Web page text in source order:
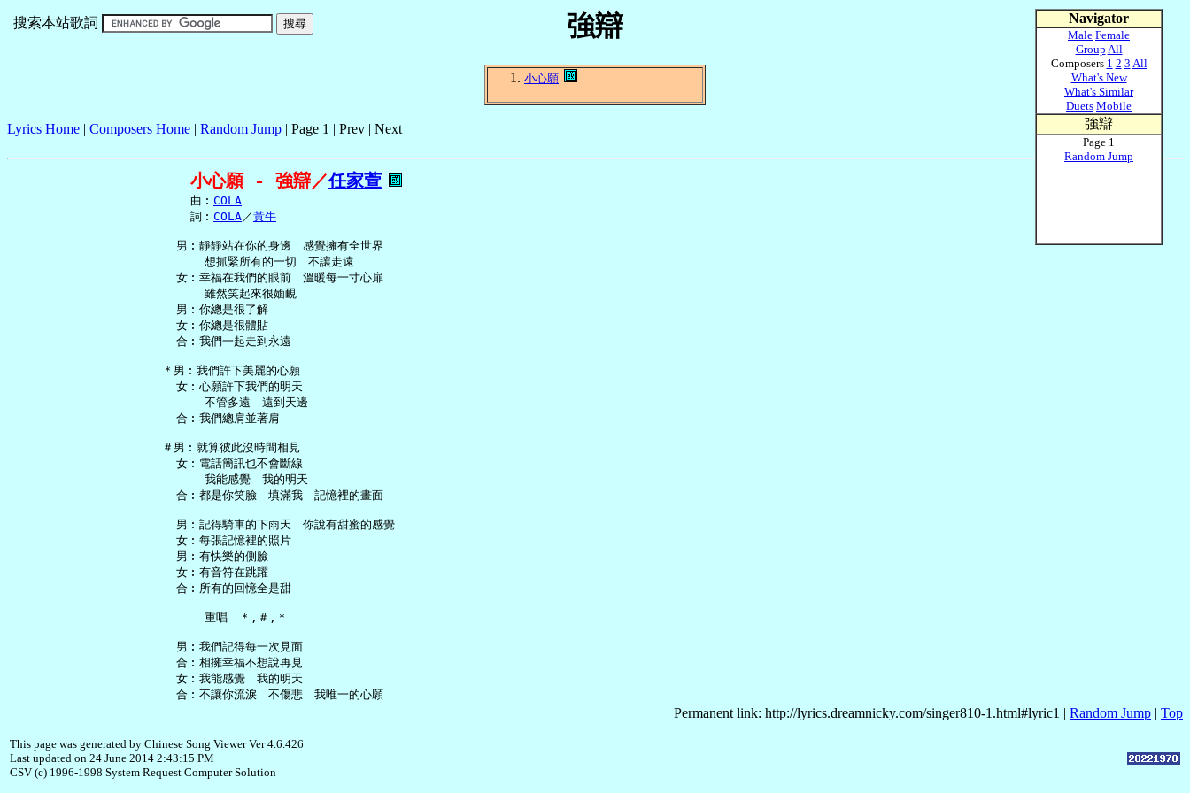
強辯
搜索本站歌詞
小心願
Lyrics Home | Composers Home | Random Jump | Page 1 | Prev | Next
小心願 - 強辯／任家萱
     曲︰
COLA
     詞︰
COLA／黃牛
   男︰靜靜站在你的身邊　感覺擁有全世界
       想抓緊所有的一切　不讓走遠
   女︰幸福在我們的眼前　溫暖每一寸心扉
       雖然笑起來很媔靦
   男︰你總是很了解
   女︰你總是很體貼
   合︰我們一起走到永遠
＊男︰我們許下美麗的心願
   女︰心願許下我們的明天
       不管多遠　遠到天邊
   合︰我們總肩並著肩
＃男︰就算彼此沒時間相見
   女︰電話簡訊也不會斷線
       我能感覺　我的明天
   合︰都是你笑臉　填滿我　記憶裡的畫面
   男︰記得騎車的下雨天　你說有甜蜜的感覺
   女︰每張記憶裡的照片
   男︰有快樂的側臉
   女︰有音符在跳躍
   合︰所有的回憶全是甜
       重唱　＊,＃,＊
   男︰我們記得每一次見面
   合︰相擁幸福不想說再見
   女︰我能感覺　我的明天
Permanent link: http://lyrics.dreamnicky.com/singer810-1.html#lyric1 | Random Jump | Top
This page was generated by Chinese Song Viewer Ver 4.6.426
Last updated on 24 June 2014 2:43:15 PM
CSV (c) 1996-1998 System Request Computer Solution
Navigator
Male Female
Group All
Composers 1 2 3 All
What's New
What's Similar
Duets Mobile
強辯
Page 1
Random Jump